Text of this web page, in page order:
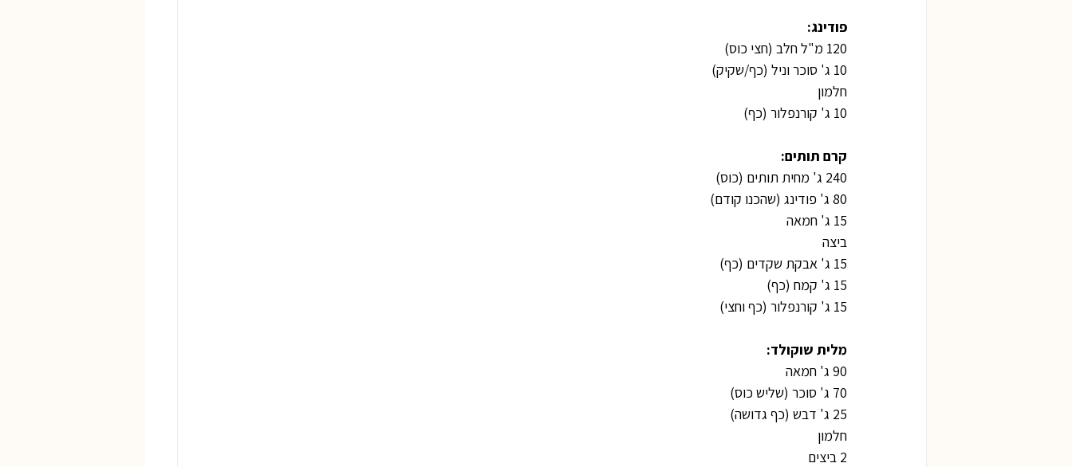
פודינג:
120 מ"ל חלב (חצי כוס)
10 ג' סוכר וניל (כף/שקיק)
חלמון
10 ג' קורנפלור (כף)
קרם תותים:
240 ג' מחית תותים (כוס)
80 ג' פודינג (שהכנו קודם)
15 ג' חמאה
ביצה
15 ג' אבקת שקדים (כף)
15 ג' קמח (כף)
15 ג' קורנפלור (כף וחצי)
מלית שוקולד:
90 ג' חמאה
70 ג' סוכר (שליש כוס)
25 ג' דבש (כף גדושה)
חלמון
2 ביצים